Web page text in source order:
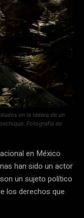
en la ladera de un
Fotografía de
en México
han sido un actor
un sujeto político
los derechos que